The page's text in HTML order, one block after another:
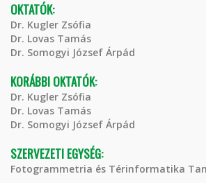
OKTATÓK:
Dr. Kugler Zsófia
Dr. Lovas Tamás
Dr. Somogyi József Árpád
KORÁBBI OKTATÓK:
Dr. Kugler Zsófia
Dr. Lovas Tamás
Dr. Somogyi József Árpád
SZERVEZETI EGYSÉG:
Fotogrammetria és Térinformatika